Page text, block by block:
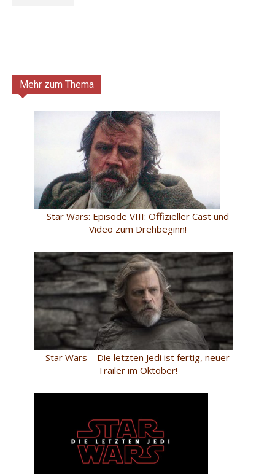
Mehr zum Thema
Star Wars: Episode VIII: Offizieller Cast und
Video zum Drehbeginn!
Star Wars – Die letzten Jedi ist fertig, neuer
Trailer im Oktober!